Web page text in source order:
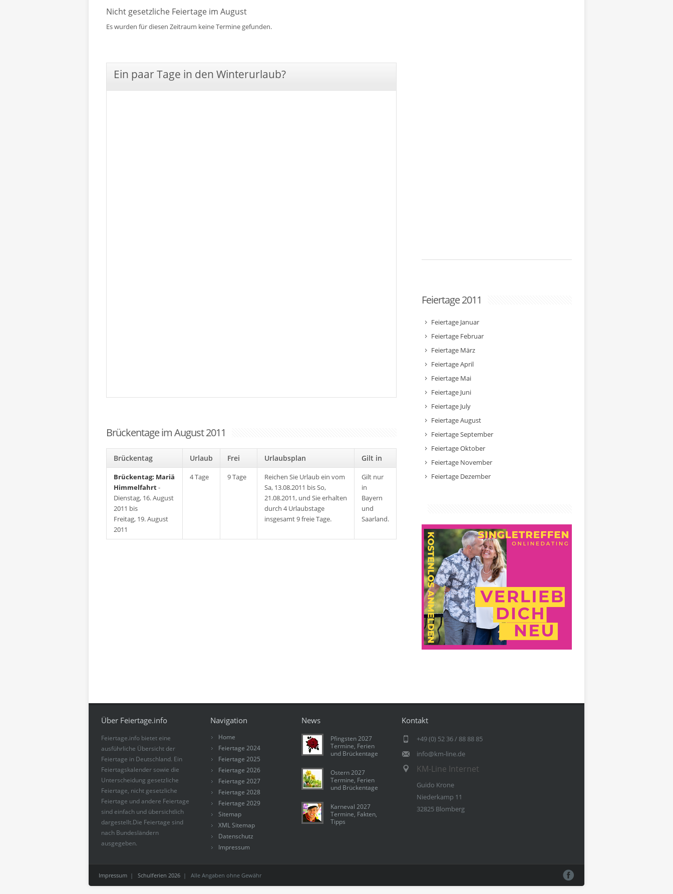
Nicht gesetzliche Feiertage im August
Es wurden für diesen Zeitraum keine Termine gefunden.
Ein paar Tage in den Winterurlaub?
Brückentage im August 2011
Brückentag Urlaub Frei Urlaubsplan Gilt in
Brückentag: Mariä
Himmelfahrt-
Dienstag, 16. August
2011 bis
Freitag, 19. August
2011
4 Tage 9 Tage
Reichen Sie Urlaub ein vom
Sa, 13.08.2011 bis So,
21.08.2011, und Sie erhalten
durch 4 Urlaubstage
insgesamt 9 freie Tage.
Gilt nur
in
Bayern
und
Saarland.
Feiertage 2011
Feiertage Januar
Feiertage Februar
Feiertage März
Feiertage April
Feiertage Mai
Feiertage Juni
Feiertage July
Feiertage August
Feiertage September
Feiertage Oktober
Feiertage November
Feiertage Dezember
Über Feiertage.info
Feiertage.info bietet eine
ausführliche Übersicht der
Feiertage in Deutschland. Ein
Feiertagskalender sowie die
Unterscheidung gesetzliche
Feiertage, nicht gesetzliche
Feiertage und andere Feiertage
sind einfach und übersichtlich
dargestellt.Die Feiertage sind
nach Bundesländern
ausgegeben.
Navigation
Home
Feiertage 2024
Feiertage 2025
Feiertage 2026
Feiertage 2027
Feiertage 2028
Feiertage 2029
Sitemap
XML Sitemap
Datenschutz
Impressum
News
Pfingsten 2027
Termine, Ferien
und Brückentage
Ostern 2027
Termine, Ferien
und Brückentage
Karneval 2027
Termine, Fakten,
Tipps
Kontakt
+49 (0) 52 36 / 88 88 85
info@km-line.de
KM-Line Internet
Guido Krone
Niederkamp 11
32825 Blomberg
Impressum | Schulferien 2026 | Alle Angaben ohne Gewähr